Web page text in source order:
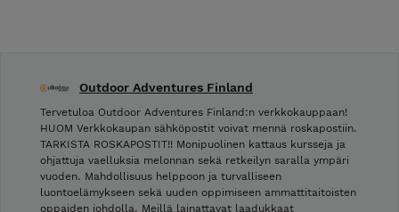
Outdoor Adventures Finland
Tervetuloa Outdoor Adventures Finland:n verkkokauppaan!
HUOM Verkkokaupan sähköpostit voivat mennä roskapostiin.
TARKISTA ROSKAPOSTIT!! Monipuolinen kattaus kursseja ja
ohjattuja vaelluksia melonnan sekä retkeilyn saralla ympäri
vuoden. Mahdollisuus helppoon ja turvalliseen
luontoelämykseen sekä uuden oppimiseen ammattitaitoisten
oppaiden johdolla. Meillä lainattavat laadukkaat